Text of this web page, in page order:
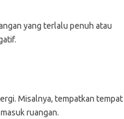
yang terlalu penuh atau
Misalnya, tempatkan tempat
ruangan.